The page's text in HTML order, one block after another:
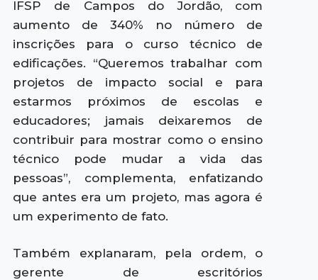
IFSP de Campos do Jordão, com
aumento de 340% no número de
inscrições para o curso técnico de
edificações. “Queremos trabalhar com
projetos de impacto social e para
estarmos próximos de escolas e
educadores; jamais deixaremos de
contribuir para mostrar como o ensino
técnico pode mudar a vida das
pessoas”, complementa, enfatizando
que antes era um projeto, mas agora é
um experimento de fato.
Também explanaram, pela ordem, o
gerente de escritórios